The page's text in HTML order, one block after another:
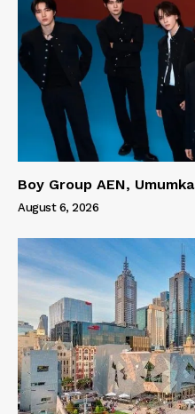
Boy Group AEN,
August 6, 2026